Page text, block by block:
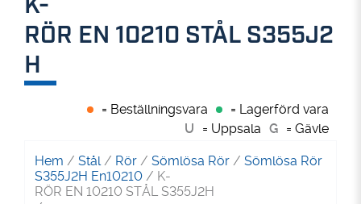
RÖR EN 10210 STÅL S355J2
H
= Beställningsvara
= Lagerförd vara
U
= Uppsala G = Gävle
Hem / Stål/ Rör / Sömlösa Rör / Sömlösa Rör
S355J2H En10210 / K-
RÖR EN 10210 STÅL S355J2H